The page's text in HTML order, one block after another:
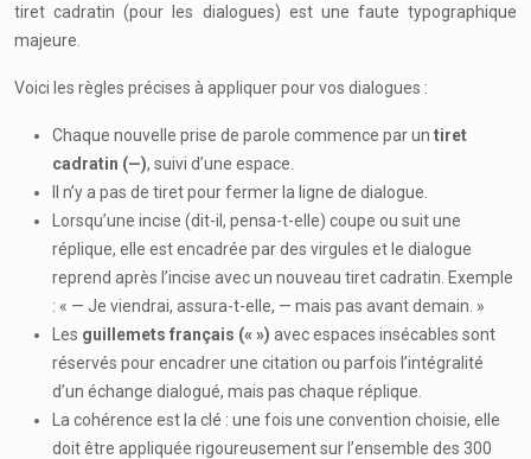
tiret cadratin (pour les dialogues) est une faute typographique
majeure.
Voici les règles précises à appliquer pour vos dialogues :
Chaque nouvelle prise de parole commence par un tiret
cadratin (—), suivi d’une espace.
Il n’y a pas de tiret pour fermer la ligne de dialogue.
Lorsqu’une incise (dit-il, pensa-t-elle) coupe ou suit une
réplique, elle est encadrée par des virgules et le dialogue
reprend après l’incise avec un nouveau tiret cadratin. Exemple
: « — Je viendrai, assura-t-elle, — mais pas avant demain. »
Les guillemets français (« ») avec espaces insécables sont
réservés pour encadrer une citation ou parfois l’intégralité
d’un échange dialogué, mais pas chaque réplique.
La cohérence est la clé : une fois une convention choisie, elle
doit être appliquée rigoureusement sur l’ensemble des 300